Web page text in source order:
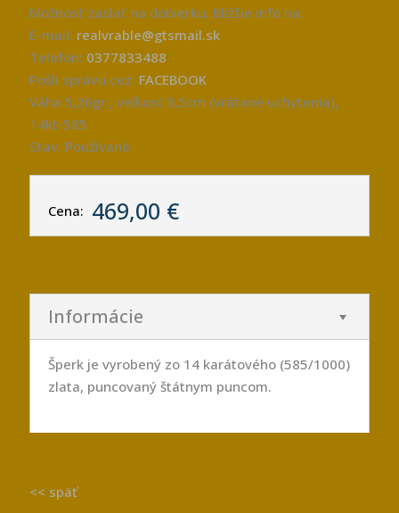
Možnosť zaslať na dobierku, Bližšie info na:
E-mail: realvrable@gtsmail.sk
Telefón: 0377833488
Pošli správu cez: FACEBOOK
Váha 5,26gr., veľkosť 3,5cm (vrátane uchytenia),
14kt-585
Stav: Používané
Cena: 469,00 €
Informácie
Šperk je vyrobený zo 14 karátového (585/1000)
zlata, puncovaný štátnym puncom.
<< späť